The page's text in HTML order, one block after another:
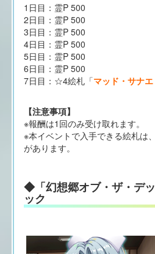
1日目：霊P 500
2日目：霊P 500
3日目：霊P 500
4日目：霊P 500
5日目：霊P 500
6日目：霊P 500
7日目：☆4絵札「マッド・サナエ
【注意事項】
※報酬は1回のみ受け取れます。
※本イベントで入手できる絵札は
があります。
◆「幻想郷オブ・ザ・デ
ック